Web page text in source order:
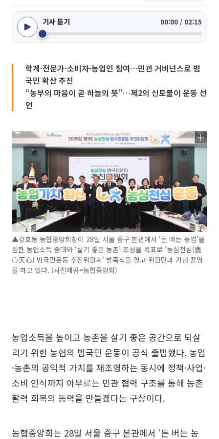
기사 듣기 00:00 / 02:15
학계·전문가·소비자·농업인 참여…민관 거버넌스로 범
국민 확산 추진
“농부의 마음이 곧 하늘의 뜻”…제2의 신토불이 운동 선
언
▲강호동 농협중앙회장이 28일 서울 중구 본관에서 ‘돈 버는 농업’을
통한 농업소득 증대와 ‘살기 좋은 농촌’ 조성을 목표로 '농심천심(農
心天心) 범국민운동 추진위원회' 발족식을 열고 위원단과 기념 촬영
을 하고 있다. (사진제공=농협중앙회)
농업소득을 높이고 농촌을 살기 좋은 공간으로 되살
리기 위한 농협의 범국민 운동이 공식 출범했다. 농업
·농촌의 공익적 가치를 재조명하는 동시에 정책·사업·
소비 인식까지 아우르는 민관 협력 구조를 통해 농촌
활력 회복의 동력을 만들겠다는 구상이다.
농협중앙회는 28일 서울 중구 본관에서 ‘돈 버는 농